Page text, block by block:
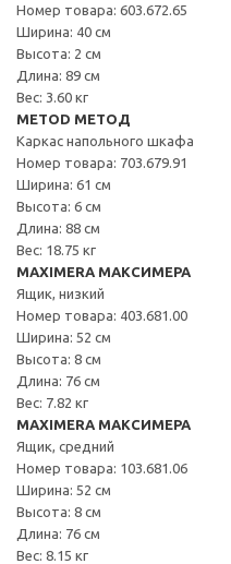
Номер товара: 603.672.65
Ширина: 40 см
Высота: 2 см
Длина: 89 см
Вес: 3.60 кг
METOD МЕТОД
Каркас напольного шкафа
Номер товара: 703.679.91
Ширина: 61 см
Высота: 6 см
Длина: 88 см
Вес: 18.75 кг
MAXIMERA МАКСИМЕРА
Ящик, низкий
Номер товара: 403.681.00
Ширина: 52 см
Высота: 8 см
Длина: 76 см
Вес: 7.82 кг
MAXIMERA МАКСИМЕРА
Ящик, средний
Номер товара: 103.681.06
Ширина: 52 см
Высота: 8 см
Длина: 76 см
Вес: 8.15 кг